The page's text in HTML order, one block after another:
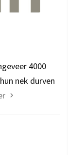
4000
nek durven